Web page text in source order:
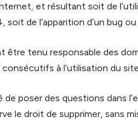
et résultant soit de
de l’apparition d’un bug
être tenu responsable des
à l’utilisation du
poser des questions dans
le droit de supprimer, sans